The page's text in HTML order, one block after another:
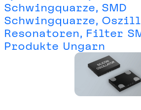
Schwingquarze, SMD
Schwingquarze,
Resonatoren, Filter
Produkte Ungarn